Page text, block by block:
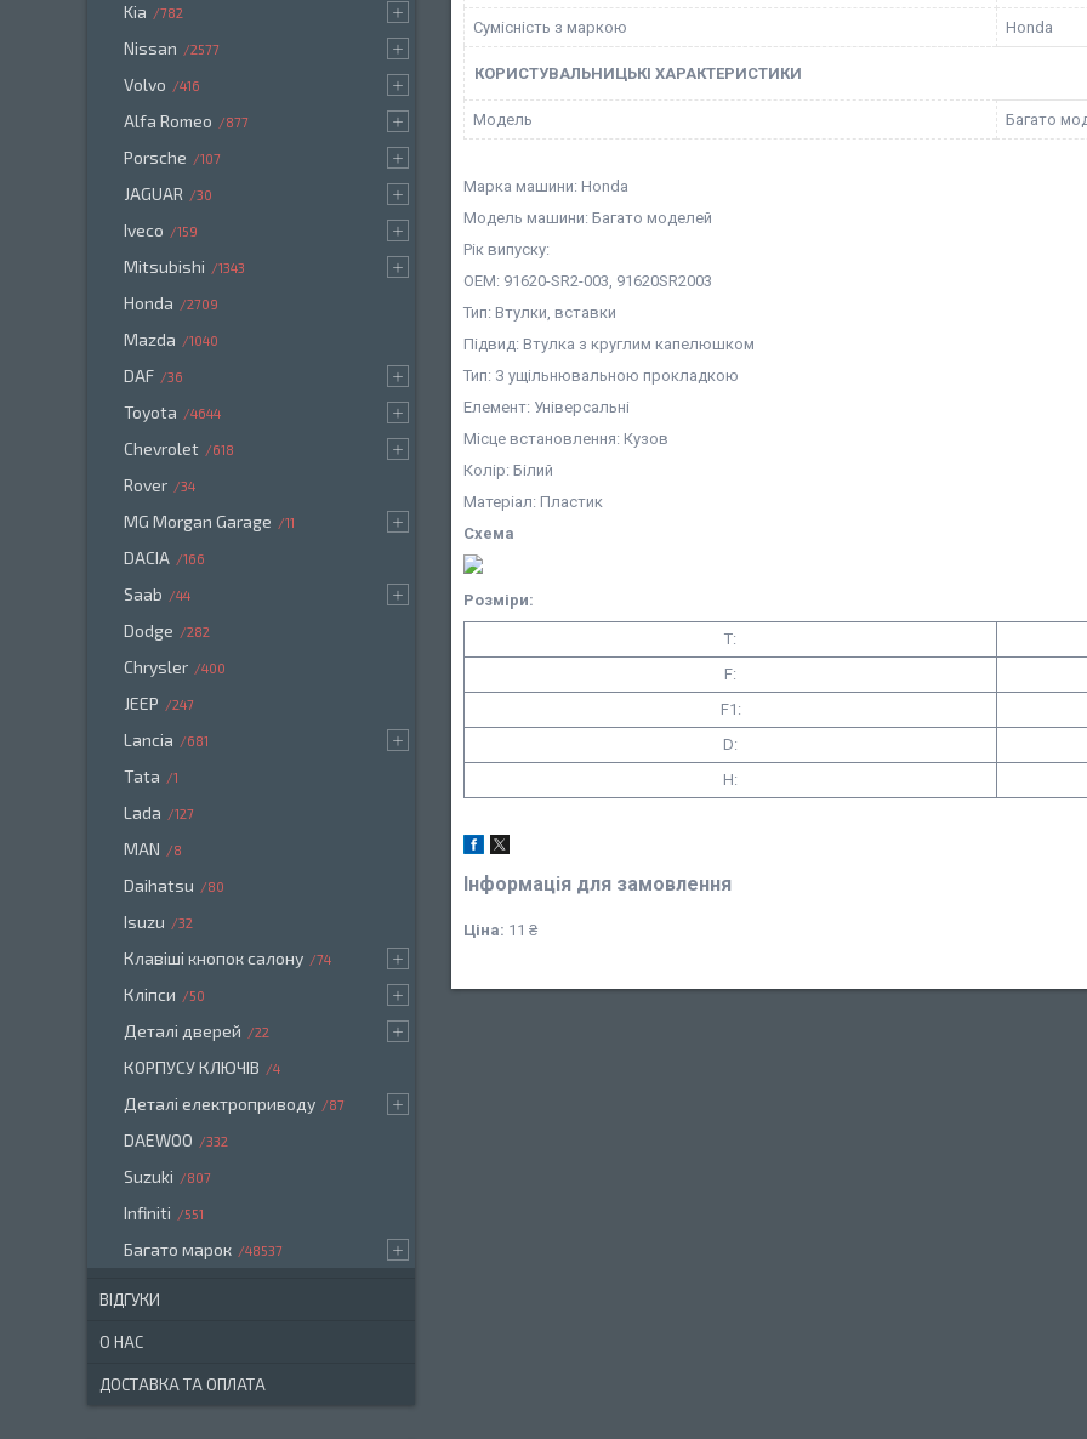
Сумісність з маркою Honda
КОРИСТУВАЛЬНИЦЬКІ ХАРАКТЕРИСТИКИ
Мoдель Багато
Марка машини: Honda
Модель машини: Багато моделей
Рік випуску:
OEM: 91620-SR2-003, 91620SR2003
Тип: Втулки, вставки
Підвид: Втулка з круглим капелюшком
Тип: З ущільнювальною прокладкою
Елемент: Універсальні
Місце встановлення: Кузов
Колір: Білий
Матеріал: Пластик
Схема
Розміри:
T:
F:
F1:
D:
H:
Інформація для замовлення
Ціна: 11 ₴
Kia 782
Nissan 2577
Volvo 416
Alfa Romeo 877
Porsche 107
JAGUAR 30
Iveco 159
Mitsubishi 1343
Honda 2709
Mazda 1040
DAF 36
Toyota 4644
Chevrolet 618
Rover 34
MG Morgan Garage 11
DACIA 166
Saab 44
Dodge 282
Chrysler 400
JEEP 247
Lancia 681
Tata 1
Lada 127
MAN 8
Daihatsu 80
Isuzu 32
Клавіші кнопок салону 74
Кліпси 50
Деталі дверей 22
КОРПУСУ КЛЮЧІВ 4
Деталі електроприводу 87
DAEWOO 332
Suzuki 807
Infiniti 551
Багато марок 48537
ВІДГУКИ
О НАС
ДОСТАВКА ТА ОПЛАТА